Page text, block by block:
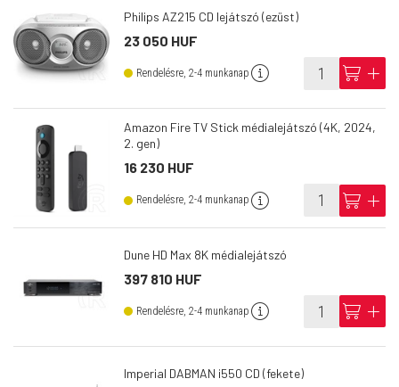
Philips AZ215 CD lejátszó (ezüst)
23 050 HUF
Rendelésre, 2-4 munkanap info cart add
Amazon Fire TV Stick médialejátszó (4K, 2024,
2. gen)
16 230 HUF
Rendelésre, 2-4 munkanap info cart add
Dune HD Max 8K médialejátszó
397 810 HUF
Rendelésre, 2-4 munkanap info cart add
Imperial DABMAN i550 CD (fekete)